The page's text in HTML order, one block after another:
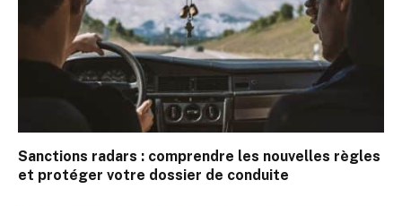
Sanctions radars : comprendre les nouvelles règles
et protéger votre dossier de conduite